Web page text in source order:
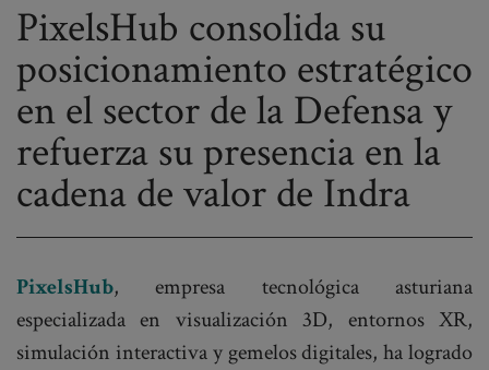
PixelsHub consolida su
posicionamiento estratégico
en el sector de la Defensa y
refuerza su presencia en la
cadena de valor de Indra
PixelsHub, empresa tecnológica asturiana
especializada en visualización 3D, entornos XR,
simulación interactiva y gemelos digitales, ha logrado
Post
navigation